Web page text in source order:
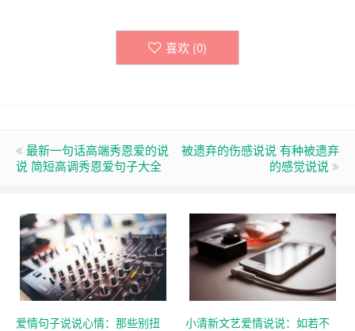
喜欢 (0)
最新一句话高端秀恩爱的说
说 简短高调秀恩爱句子大全
被遗弃的伤感说说 有种被遗弃
的感觉说说
爱情句子说说心情：那些别扭
小清新文艺爱情说说：如若不